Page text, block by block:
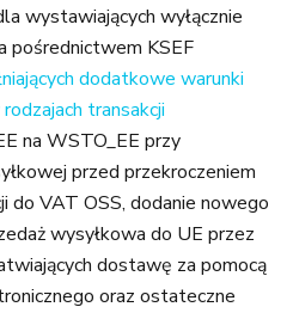
wystawiających wyłącznie
pośrednictwem KSEF
dodatkowe warunki
transakcji
na WSTO_EE przy
przed przekroczeniem
do VAT OSS, dodanie nowego
wysyłkowa do UE przez
dostawę za pomocą
oraz ostateczne